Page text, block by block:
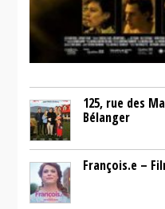
125, rue des
Bélanger
François.e –